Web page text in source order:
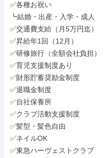
✅各種お祝い
┗結婚・出産・入学・成人
✅交通費支給（月5万円迄）
✅昇給年1回（12月）
✅研修旅行（全額会社負担）
✅育児支援制度あり
✅財形貯蓄奨励金制度
✅退職金制度
✅自社保養所
✅クラブ活動支援制度
✅髪型・髪色自由
✅ネイルOK
✅東急ハーヴェストクラブ